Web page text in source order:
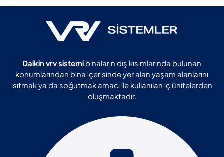
Daikin vrv sistemi binaların dış kısımlarında bulunan
konumlarından bina içerisinde yer alan yaşam alanlarını
ısıtmak ya da soğutmak amacı ile kullanılan iç ünitelerden
oluşmaktadır.